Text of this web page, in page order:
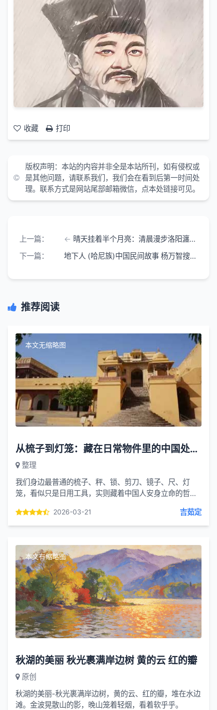
收藏 打印
版权声明： 本站的内容并非全是本站所刊，如有侵权或
是其他问题，请联系我们，我们会在看到后第一时间处
理。联系方式是网站尾部邮箱微信，点本处链接可见。
上一篇：
晴天挂着半个月亮：清晨漫步洛阳瀍河边 风是轻柔的
下一篇：
地下人 (哈尼族)中国民间故事 杨万智搜集整理
推荐阅读
本文无缩略图
从梳子到灯笼：藏在日常物件里的中国处世智慧
整理
我们身边最普通的梳子、秤、锁、剪刀、镜子、尺、灯
笼，看似只是日用工具，实则藏着中国人安身立命的哲学
了这些小物件里...2026-03-21 吉茹定
本文有缩略图
秋湖的美丽 秋光裹满岸边树 黄的云 红的瓣
原创
秋湖的美丽-秋光裹满岸边树，黄的云、红的瓣，堆在水边
滩。金波晃散山的影，晚山笼着轻烟，看着软乎乎。